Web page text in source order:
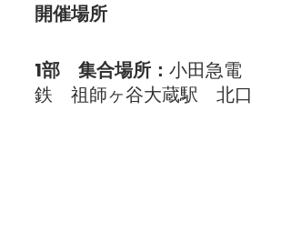
開催場所
1部　集合場所： 小田急電
鉄　祖師ヶ谷大蔵駅　北口